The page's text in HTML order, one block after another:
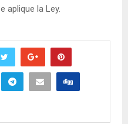
aplique la Ley.